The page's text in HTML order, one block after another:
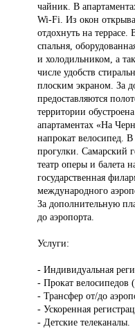
чайник. В
Wi-Fi. Из окон
отдохнуть на
спальня,
и холодильником, а
числе удобств
плоским экраном. За
предоставляются
территории
апартаментах «На
напрокат велосипед.
прогулки. Самарский
театр оперы и балета
государственная
международного
За дополнительную
до аэропорта.
Услуги:
- Индивидуальная
- Прокат велосипедов
- Трансфер от/до
- Ускоренная
- Детские телеканалы.